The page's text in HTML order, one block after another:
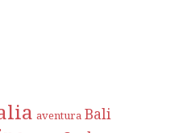
aventura Bali